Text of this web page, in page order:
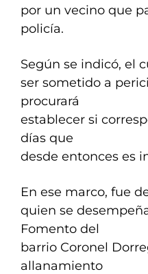
por un vecino que
policía.
Según se indicó, el
ser sometido a
procurará
establecer si
días que
desde entonces es
En ese marco, fue
quien se
Fomento del
barrio Coronel
allanamiento